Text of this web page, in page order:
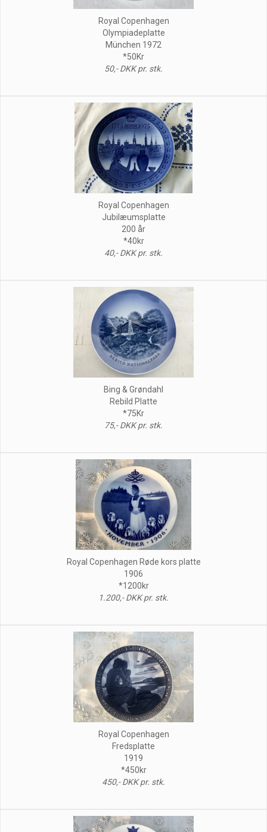
Royal Copenhagen
Olympiadeplatte
München 1972
*50Kr
50,- DKK pr. stk.
Royal Copenhagen
Jubilæumsplatte
200 år
*40kr
40,- DKK pr. stk.
Bing & Grøndahl
Rebild Platte
*75Kr
75,- DKK pr. stk.
Royal Copenhagen Røde kors platte
1906
*1200kr
1.200,- DKK pr. stk.
Royal Copenhagen
Fredsplatte
1919
*450kr
450,- DKK pr. stk.